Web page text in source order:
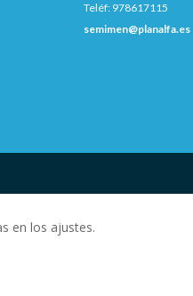
Teléf: 978617115
semimen@planalfa.es
en los ajustes.